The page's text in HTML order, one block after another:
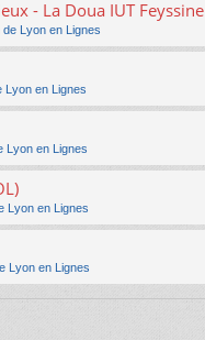
- La Doua IUT Feyssine
de Lyon en Lignes
Lyon en Lignes
Lyon en Lignes
Lyon en Lignes
Lyon en Lignes